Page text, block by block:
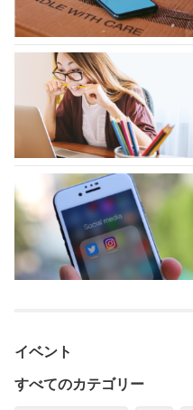
イベント
すべてのカテゴリー